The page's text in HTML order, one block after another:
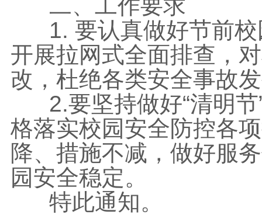
二、工作要求
1. 要认真做好节前校
开展拉网式全面排查，
改，杜绝各类安全事故
2.要坚持做好“清明节
格落实校园安全防控各
降、措施不减，做好服
园安全稳定。
特此通知。